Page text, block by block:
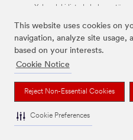
This website uses cookies on
navigation, analyze site usage,
based on your interests.
Cookie Notice
Reject Non-Essential Cookies
Cookie Preferences
Yukarıdaki listede bulunan tüm